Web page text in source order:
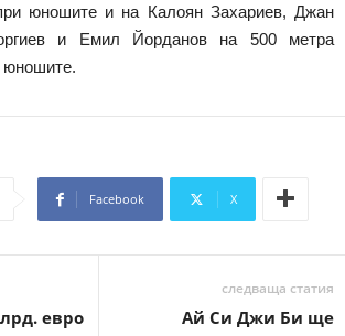
юношите и на Калоян Захариев, Джан
и Емил Йорданов на 500 метра
юношите.
Facebook X
евро
следваща статия
Ай Си Джи Би ще